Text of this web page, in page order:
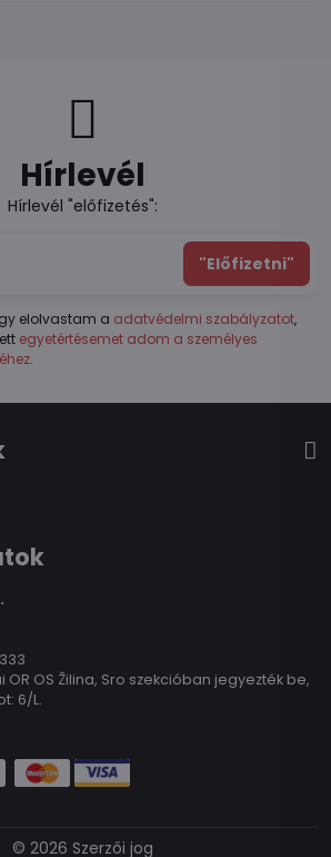
Hírlevél
Hírlevél "előfizetés":
"Előfizetni"
elolvastam a adatvédelmi szabályzatot,
egyetértésemet adom a személyes
.
OS Žilina, Sro szekcióban jegyezték be,
6/L.
© 2026 Szerzői jog